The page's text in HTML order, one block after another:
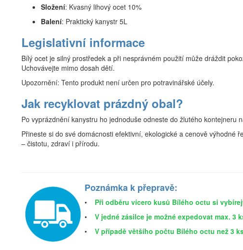
Složení: Kvasný lihový ocet 10%
Balení: Praktický kanystr 5L
Legislativní informace
Bílý ocet je silný prostředek a při nesprávném použití může dráždit
Uchovávejte mimo dosah dětí.
Upozornění: Tento produkt není určen pro potravinářské účely.
Jak recyklovat prázdný obal?
Po vyprázdnění kanystru ho jednoduše odneste do žlutého kontejneru
Přineste si do své domácnosti efektivní, ekologické a cenově
– čistotu, zdraví i přírodu.
Poznámka k přepravě:
• Při odběru vícero kusů Bílého octu si
• V jedné zásilce je možné expedovat max. 3
• V případě většího počtu Bílého octu než 3